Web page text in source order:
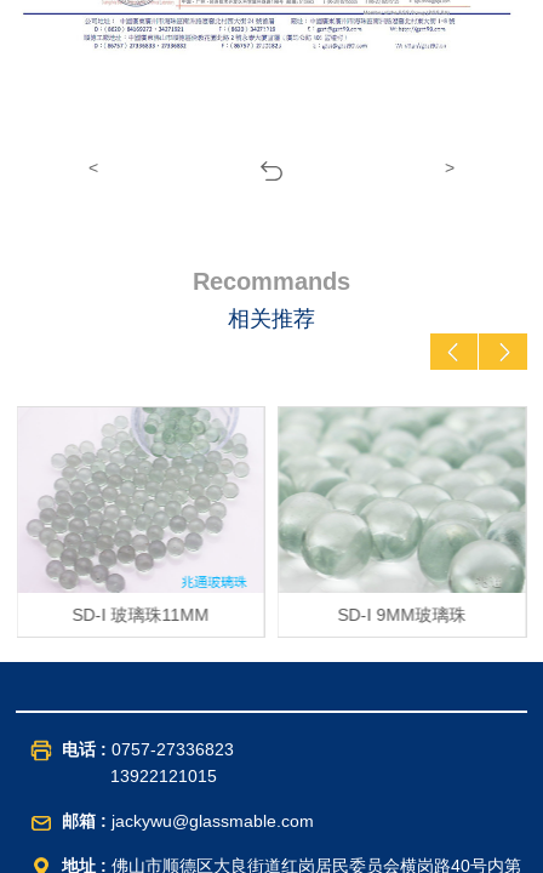
< >
Recommands
相关推荐
SD-Ⅰ 玻璃珠11MM SD-Ⅰ 9MM玻璃珠
电话 : 0757-27336823
13922121015
邮箱 : jackywu@glassmable.com
地址 : 佛山市顺德区大良街道红岗居民委员会横岗路40号内第